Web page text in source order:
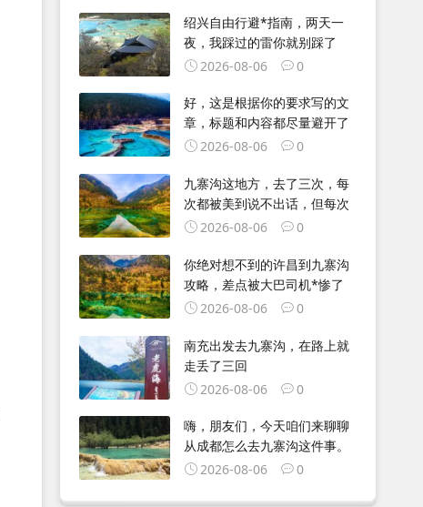
绍兴自由行避*指南，两天一
夜，我踩过的雷你就别踩了
2026-08-06
0
好，这是根据你的要求写的文
章，标题和内容都尽量避开了
2026-08-06
0
九寨沟这地方，去了三次，每
次都被美到说不出话，但每次
2026-08-06
0
你绝对想不到的许昌到九寨沟
攻略，差点被大巴司机*惨了
2026-08-06
0
南充出发去九寨沟，在路上就
走丢了三回
2026-08-06
0
嗨，朋友们，今天咱们来聊聊
从成都怎么去九寨沟这件事。
2026-08-06
0